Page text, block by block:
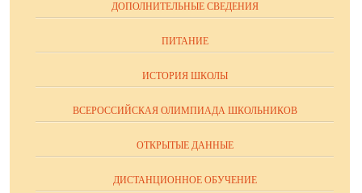
ДОПОЛНИТЕЛЬНЫЕ СВЕДЕНИЯ
ПИТАНИЕ
ИСТОРИЯ ШКОЛЫ
ВСЕРОССИЙСКАЯ ОЛИМПИАДА ШКОЛЬНИКОВ
ОТКРЫТЫЕ ДАННЫЕ
ДИСТАНЦИОННОЕ ОБУЧЕНИЕ